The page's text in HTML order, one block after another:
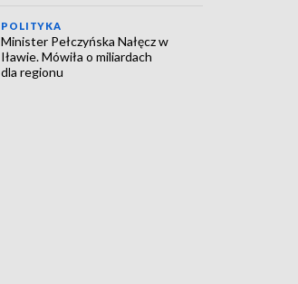
POLITYKA
Minister Pełczyńska Nałęcz w
Iławie. Mówiła o miliardach
dla regionu